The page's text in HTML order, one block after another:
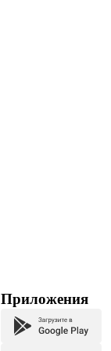
Приложения